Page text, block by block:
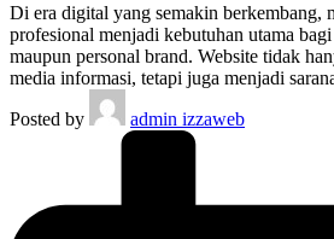
Di era digital yang semakin berkembang,
profesional menjadi kebutuhan utama
maupun personal brand. Website tidak
media informasi, tetapi juga menjadi
Posted by
admin izzaweb